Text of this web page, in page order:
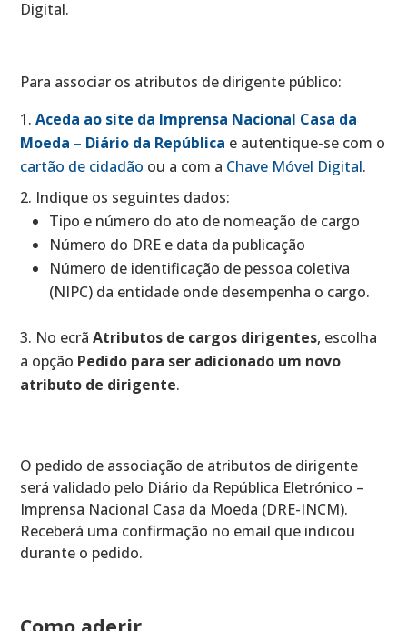
Digital.
Para associar os atributos de dirigente público:
Aceda ao site da Imprensa Nacional Casa da
Moeda – Diário da República e autentique-se com o
cartão de cidadão ou a com a Chave Móvel Digital.
Indique os seguintes dados:
Tipo e número do ato de nomeação de cargo
Número do DRE e data da publicação
Número de identificação de pessoa coletiva
(NIPC) da entidade onde desempenha o cargo.
No ecrãAtributos de cargos dirigentes, escolha
a opção Pedido para ser adicionado um novo
atributo de dirigente.
O pedido de associação de atributos de dirigente
será validado pelo Diário da República Eletrónico –
Imprensa Nacional Casa da Moeda (DRE-INCM).
Receberá uma confirmação no email que indicou
durante o pedido.
Como aderir